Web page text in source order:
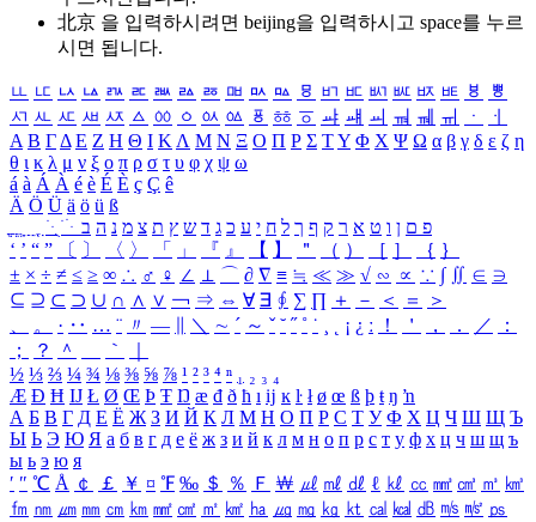
北京 을 입력하시려면 beijing을 입력하시고 space를 누르
시면 됩니다.
ㅥ ㅦ ㅧ ㅨ ㅩ ㅪ ㅫ ㅬ ㅭ ㅮ ㅯ ㅰ ㅱ ㅲ ㅳ ㅴ ㅵ ㅶ ㅷ ㅸ
ㅹ
ㅺ ㅻ ㅼ ㅽ ㅾ ㅿ ㆀ ㆁ ㆂ ㆃ ㆄ ㆅ ㆆ ㆇ ㆈ ㆉ ㆊ ㆋ ㆌ ㆍ
ㆎ
Α Β ΓΔ Ε Ζ Η Θ Ι ΚΛ Μ Ν Ξ Ο Π Ρ Σ ΤΥ Φ Χ Ψ Ω α β γ δ ε ζ η
θ ι κ λ μ ν ξ ο π ρ σ τ υ φ χ ψ ω
á à Á À é è É È ç Ç ê
Ä Ö Ü ä ö ü ß
ִֶֹ ֻּ ׁׂ פ ם ן ו ט א ר ק ף ך ל ח י ע כ ג ד ש ץ ת צ מ נ ה ב
‘ ’ “ ” 〔 〕 〈 〉 「 」 『 』 【 】 ＂ （ ） ［ ］ ｛ ｝
± × ÷ ≠ ≤ ≥ ∞ ∴ ♂ ♀ ∠ ⊥ ⌒ ∂ ∇ ≡ ≒ ≪ ≫ √ ∽ ∝ ∵ ∫ ∬ ∈ ∋
⊆ ⊇ ⊂ ⊃ ∪ ∩ ∧ ∨ ￢ ⇒ ⇔ ∀ ∃ ∮ ∑ ∏ ＋ － ＜ ＝
＞
、
。 · ‥ … ¨ 〃 ― ＼ ∼ ´ ～ ˇ ˘ ˝ ˚ ˙ ¸ ¡ ¿ ː ！ ＇ ， ． ／
：
；
？ ＾ ｀
½ ⅓ ⅔ ¼ ¾ ⅛ ⅜ ⅝ ⅞ ¹ ² ³ ⁴ ⁿ ₁ ₂ ₃ ₄
Æ Ð Ħ Ĳ Ł Ø Œ Þ Ŧ Ŋ æ đ ð ħ ı ĳ ĸ ŀ ł ø œ ß þ ŧ ŋ ŉ
А Б В Г Д Е Ё Ж З И Й К Л М Н О П Р С Т У Ф Х Ц Ч Ш Щ Ъ
Ы Ь Э Ю Я а б в г д е ё ж з и й к л м н о п р с т у ф х ц ч ш щ ъ
ы ь э ю я
′ ″ ℃ Å ￠ ￡ ￥ ¤ ℉ ‰ ＄ ％ Ｆ ￦ ㎕ ㎖ ㎗ ℓ ㎘ ㏄ ㎣ ㎤ ㎥ ㎦
㎙ ㎚ ㎛ ㎜ ㎝ ㎞ ㎟ ㎠ ㎡ ㎢ ㏊ ㎍ ㎎ ㎏ ㏏ ㎈ ㎉ ㏈ ㎧ ㎨ ㎰